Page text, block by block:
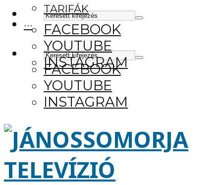
FACEBOOK
YOUTUBE
INSTAGRAM
TARIFÁK
···
FACEBOOK
YOUTUBE
INSTAGRAM